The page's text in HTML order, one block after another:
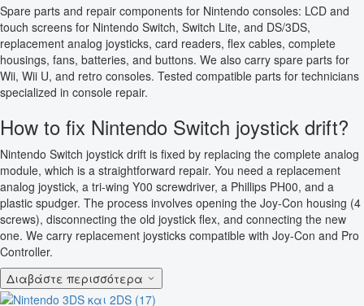
Spare parts and repair components for Nintendo consoles: LCD and
touch screens for Nintendo Switch, Switch Lite, and DS/3DS,
replacement analog joysticks, card readers, flex cables, complete
housings, fans, batteries, and buttons. We also carry spare parts for
Wii, Wii U, and retro consoles. Tested compatible parts for technicians
specialized in console repair.
How to fix Nintendo Switch joystick drift?
Nintendo Switch joystick drift is fixed by replacing the complete analog
module, which is a straightforward repair. You need a replacement
analog joystick, a tri-wing Y00 screwdriver, a Phillips PH00, and a
plastic spudger. The process involves opening the Joy-Con housing (4
screws), disconnecting the old joystick flex, and connecting the new
one. We carry replacement joysticks compatible with Joy-Con and Pro
Controller.
Διαβάστε περισσότερα